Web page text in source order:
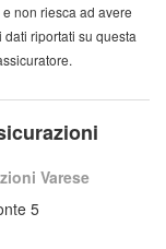
non riesca ad avere
riportati su questa
Varese
5